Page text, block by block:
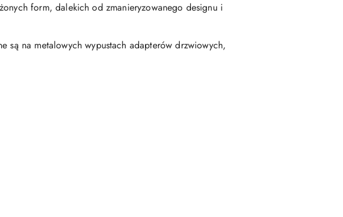
form, dalekich od zmanieryzowanego designu i
są na metalowych wypustach adapterów drzwiowych,